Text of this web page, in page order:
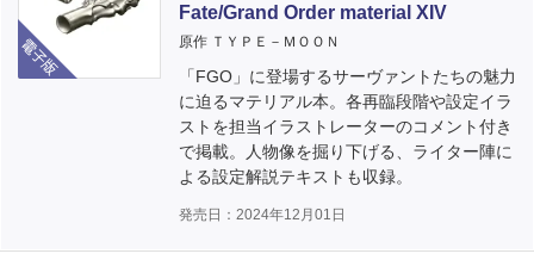
電子版
Fate/Grand Order material XIV
原作 ＴＹＰＥ－ＭＯＯＮ
「FGO」に登場するサーヴァントたちの魅力
に迫るマテリアル本。各再臨段階や設定イラ
ストを担当イラストレーターのコメント付き
で掲載。人物像を掘り下げる、ライター陣に
よる設定解説テキストも収録。
発売日：2024年12月01日